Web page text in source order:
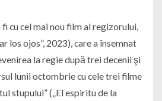
cu cel mai nou film al regizorului,
los ojos”, 2023), care a însemnat
la regie după trei decenii şi
lunii octombrie cu cele trei filme
stupului” („El espiritu de la